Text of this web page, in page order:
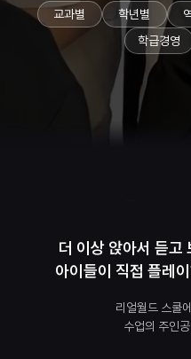
교과별 학년별
학급경영
더 이상 앉아서 듣고
아이들이 직접 플레
리얼월드 스쿨
수업의 주인